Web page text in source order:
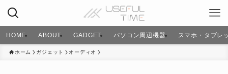
HOME ABOUT GADGET パソコン周辺機器 スマホ・タブレ
ホーム ガジェット オーディオ